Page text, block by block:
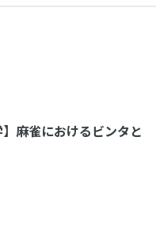
麻雀におけるビンタと